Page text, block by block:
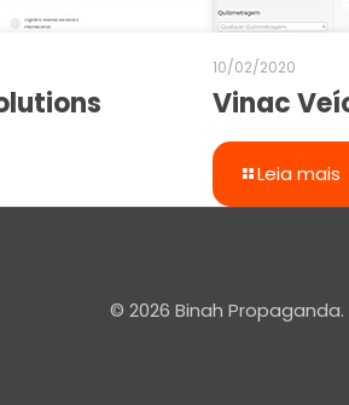
10/02/2020
Vinac
Leia mais
© 2026 Binah